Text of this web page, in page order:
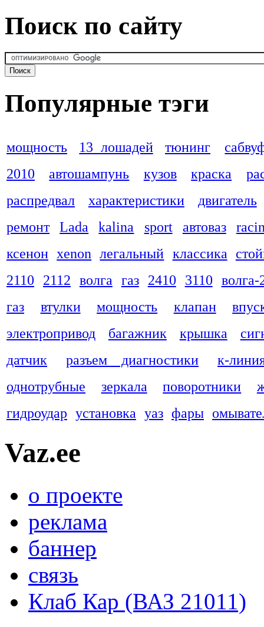
Поиск по сайту
Популярные тэги
мощность 13 лошадей тюнинг
2010
автошампунь кузов краска
распредвал
характеристики
двигатель
ремонт
Lada kalina sport автоваз
ксенон xenon легальный классика
2110
2112 волга газ 2410 3110 волга-
газ
втулки мощность клапан
электропривод
багажник крышка
датчик
разъем диагностики
к-
однотрубные
зеркала поворотники
гидроудар установка уаз фары
Vaz.ee
о проекте
реклама
баннер
связь
Клаб Кар (ВАЗ 21011)